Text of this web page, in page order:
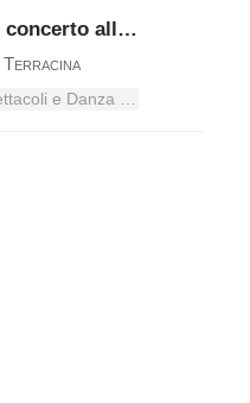
WEPRO in concerto alla BAHIA di Terracina
Terracina
Musica, Spettacoli e Danza nel Lazio